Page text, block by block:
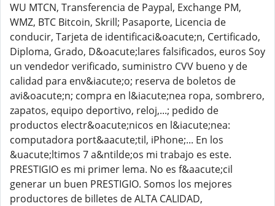
WU MTCN, Transferencia de Paypal, Exchange PM,
WMZ, BTC Bitcoin, Skrill; Pasaporte, Licencia de
conducir, Tarjeta de identificaci&oacute;n, Certificado,
Diploma, Grado, D&oacute;lares falsificados, euros Soy
un vendedor verificado, suministro CVV bueno y de
calidad para env&iacute;o; reserva de boletos de
avi&oacute;n; compra en l&iacute;nea ropa, sombrero,
zapatos, equipo deportivo, reloj,...; pedido de
productos electr&oacute;nicos en l&iacute;nea:
computadora port&aacute;til, iPhone;... En los
&uacute;ltimos 7 a&ntilde;os mi trabajo es este.
PRESTIGIO es mi primer lema. No es f&aacute;cil
generar un buen PRESTIGIO. Somos los mejores
productores de billetes de ALTA CALIDAD,